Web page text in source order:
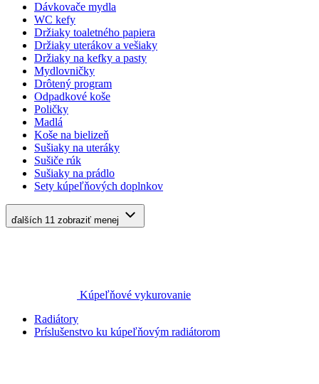
Dávkovače mydla
WC kefy
Držiaky toaletného papiera
Držiaky uterákov a vešiaky
Držiaky na kefky a pasty
Mydlovničky
Drôtený program
Odpadkové koše
Poličky
Madlá
Koše na bielizeň
Sušiaky na uteráky
Sušiče rúk
Sušiaky na prádlo
Sety kúpeľňových doplnkov
ďalších 11 zobraziť menej
Kúpeľňové vykurovanie
Radiátory
Príslušenstvo ku kúpeľňovým radiátorom